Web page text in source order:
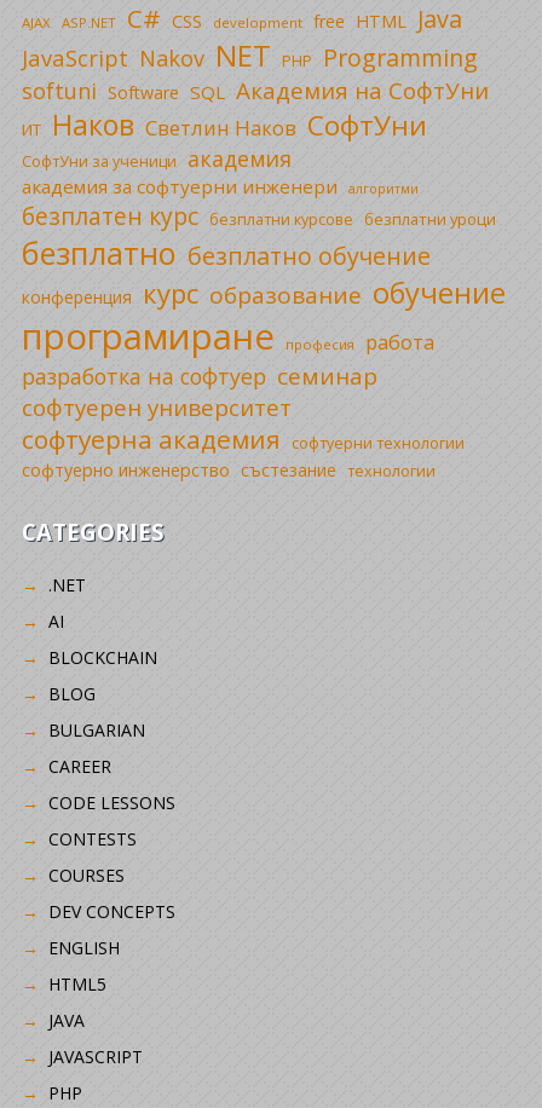
AJAX ASP.NET C# CSS development free HTML Java
JavaScript Nakov NET PHP Programming
softuni Software SQL Академия на СофтУни
ИТ Наков Светлин Наков СофтУни
СофтУни за ученици академия
академия за софтуерни инженери алгоритми
безплатен курс безплатни курсове безплатни уроци
безплатно безплатно обучение
конференция курс образование обучение
програмиране професия работа
разработка на софтуер семинар
софтуерен университет
софтуерна академия софтуерни технологии
софтуерно инженерство състезание технологии
CATEGORIES
.NET
AI
BLOCKCHAIN
BLOG
BULGARIAN
CAREER
CODE LESSONS
CONTESTS
COURSES
DEV CONCEPTS
ENGLISH
HTML5
JAVA
JAVASCRIPT
PHP